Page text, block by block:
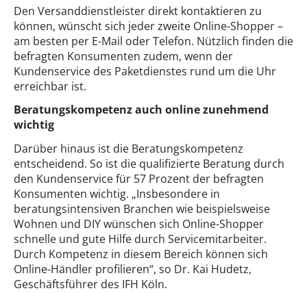
Den Versanddienstleister direkt kontaktieren zu
können, wünscht sich jeder zweite Online-Shopper –
am besten per E-Mail oder Telefon. Nützlich finden die
befragten Konsumenten zudem, wenn der
Kundenservice des Paketdienstes rund um die Uhr
erreichbar ist.
Beratungskompetenz auch online zunehmend
wichtig
Darüber hinaus ist die Beratungskompetenz
entscheidend. So ist die qualifizierte Beratung durch
den Kundenservice für 57 Prozent der befragten
Konsumenten wichtig. „Insbesondere in
beratungsintensiven Branchen wie beispielsweise
Wohnen und DIY wünschen sich Online-Shopper
schnelle und gute Hilfe durch Servicemitarbeiter.
Durch Kompetenz in diesem Bereich können sich
Online-Händler profilieren“, so Dr. Kai Hudetz,
Geschäftsführer des IFH Köln.